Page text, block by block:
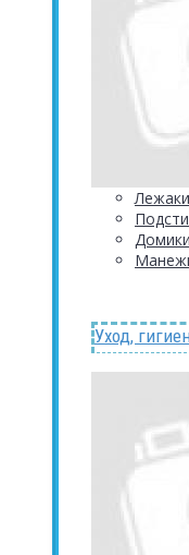
Лежаки
Домики
Уход,